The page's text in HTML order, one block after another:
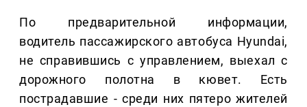
По предварительной информации,
водитель пассажирского автобуса Hyundai,
не справившись с управлением, выехал с
дорожного полотна в кювет. Есть
пострадавшие - среди них пятеро жителей